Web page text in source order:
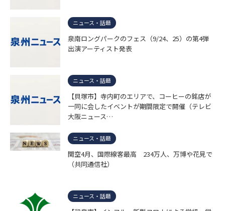
ニュース・話題
泉南ロングパークのフェス（9/24、25）の第4弾
出演アーティスト発表
ニュース・話題
【貝塚市】寺内町のエリアで、コーヒーの銘店が
一同に会したイベントが期間限定で開催（テレビ
大阪ニュース…
ニュース・話題
関空4月、国際線客最高 234万人、万博や花見で
（共同通信社）
ニュース・話題